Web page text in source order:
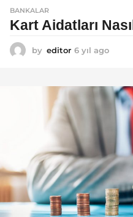
BANKALAR
Kart Aidatları
by editor 6 yıl ago
l
a